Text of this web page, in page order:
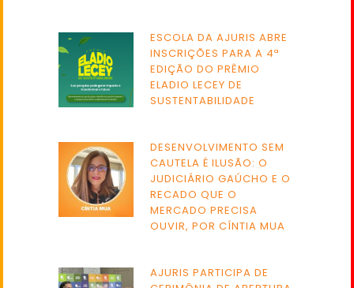
ESCOLA DA AJURIS ABRE
INSCRIÇÕES PARA A 4ª
EDIÇÃO DO PRÊMIO
ELADIO LECEY DE
SUSTENTABILIDADE
DESENVOLVIMENTO SEM
CAUTELA É ILUSÃO: O
JUDICIÁRIO GAÚCHO E O
RECADO QUE O
MERCADO PRECISA
OUVIR, POR CÍNTIA MUA
AJURIS PARTICIPA DE